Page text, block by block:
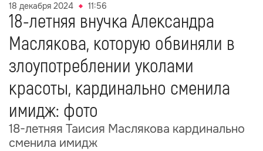
18 декабря 2024 11:56
18-летняя внучка Александра
Маслякова, которую обвиняли в
злоупотреблении уколами
красоты, кардинально сменила
имидж: фото
18-летняя Таисия Маслякова кардинально
сменила имидж